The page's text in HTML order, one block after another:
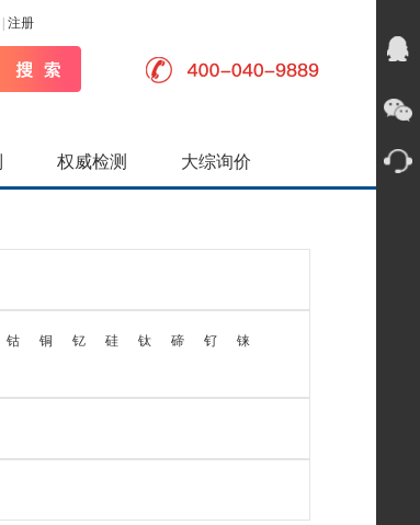
注册
权威检测 大综询价
钴 铜 钇 硅 钛 碲 钌
铼